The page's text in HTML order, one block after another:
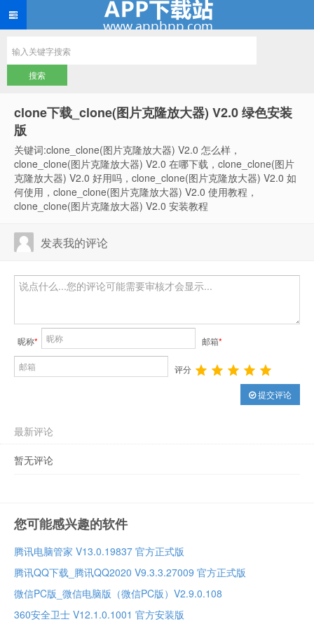
clone下载_clone(图片克隆放大器) V2.0 绿色安装
版
关键词:clone_clone(图片克隆放大器) V2.0 怎么样，
clone_clone(图片克隆放大器) V2.0 在哪下载，clone_clone(图片
克隆放大器) V2.0 好用吗，clone_clone(图片克隆放大器) V2.0 如
何使用，clone_clone(图片克隆放大器) V2.0 使用教程，
clone_clone(图片克隆放大器) V2.0 安装教程
发表我的评论
昵称* 邮箱*
评分
提交评论
最新评论
暂无评论
您可能感兴趣的软件
腾讯电脑管家 V13.0.19837 官方正式版
腾讯QQ下载_腾讯QQ2020 V9.3.3.27009 官方正式版
微信PC版_微信电脑版（微信PC版）V2.9.0.108
360安全卫士 V12.1.0.1001 官方安装版